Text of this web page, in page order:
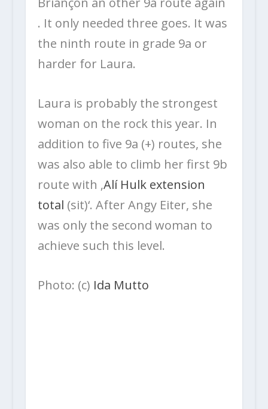
. It only needed three goes. It was
the ninth route in grade 9a or
harder for Laura.
Laura is probably the strongest
woman on the rock this year. In
addition to five 9a (+) routes, she
was also able to climb her first 9b
route with ‚Alí Hulk extension
total (sit)‘. After Angy Eiter, she
was only the second woman to
achieve such this level.
Photo: (c) Ida Mutto